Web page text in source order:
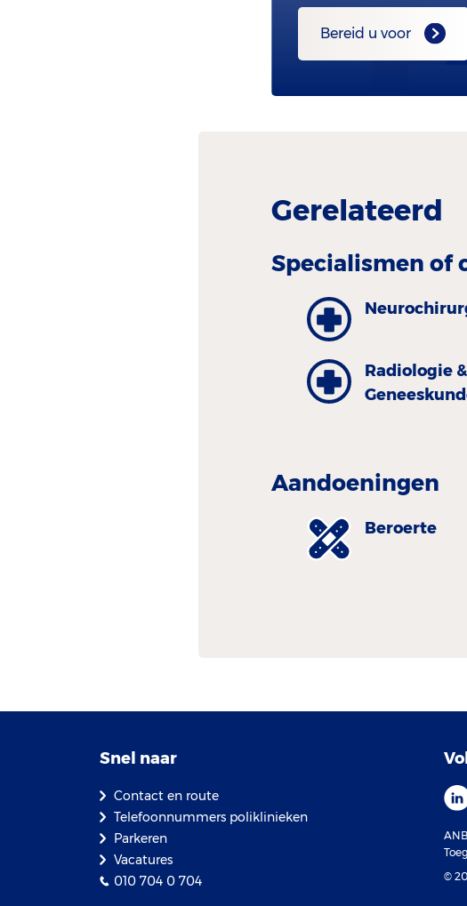
Bereid u voor
Gerelateerd
Specialismen of
Radiologie
Aandoeningen
Beroerte
Snel naar
Contact en route
Telefoonnummers poliklinieken
Parkeren
Vacatures
010 704 0 704
©